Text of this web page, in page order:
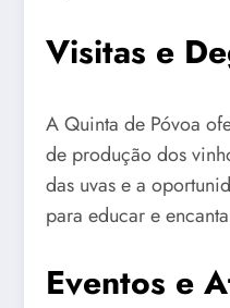
Visitas e
A Quinta de Póvoa
de produção dos
das uvas e a
para educar e
Eventos e